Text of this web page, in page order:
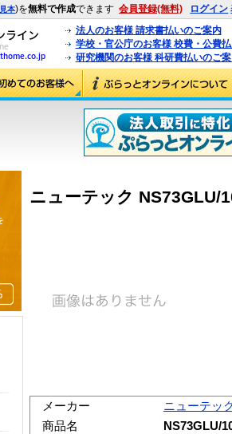
見本)を無料で作成できます 会員登録(無料) ログイン
法人のお客様 請求書払いのご案内
学校・官公庁のお客様 校費・公費
研究機関のお客様 科研費払いのご
ニューテック NS73GLU/
メーカー
ニューテッ
商品名
NS73GLU/